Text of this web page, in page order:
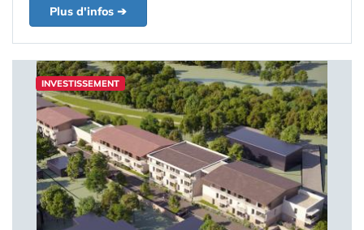
Plus d'infos ➔
INVESTISSEMENT